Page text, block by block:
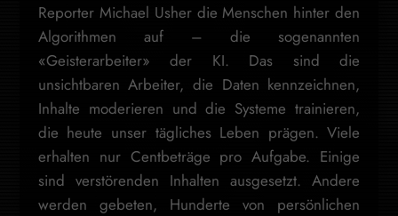
Reporter Michael Usher die Menschen hinter den
Algorithmen auf – die sogenannten
«Geisterarbeiter» der KI. Das sind die
unsichtbaren Arbeiter, die Daten kennzeichnen,
Inhalte moderieren und die Systeme trainieren,
die heute unser tägliches Leben prägen. Viele
erhalten nur Centbeträge pro Aufgabe. Einige
sind verstörenden Inhalten ausgesetzt. Andere
werden gebeten, Hunderte von persönlichen